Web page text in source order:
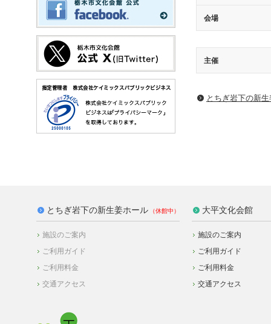
会場
主催
とちぎ岩下の新
とちぎ岩下の新生姜ホール
施設のご案内
ご利用ガイド
ご利用料金
交通アクセス
大平文化会館
施設のご案内
ご利用ガイド
ご利用料金
交通アクセス